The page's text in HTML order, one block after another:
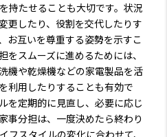
持たせることも大切です。状況
更したり、役割を交代したりす
お互いを尊重する姿勢を示すこ
をスムーズに進めるためには、
機や乾燥機などの家電製品を活
利用したりすることも有効で
を定期的に見直し、必要に応じ
事分担は、一度決めたら終わり